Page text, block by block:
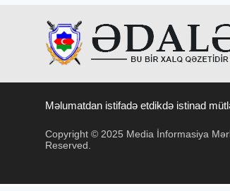
Məlumatdan istifadə etdikdə istinad
Copyright © 2025 Media İnformasiya
Reserved.